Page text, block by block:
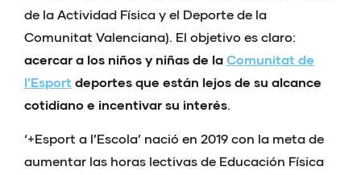
de la Actividad Física y el Deporte de la
Comunitat Valenciana). El objetivo es claro:
acercar a los niños y niñas de la Comunitat de
l’Esport deportes que están lejos de su alcance
cotidiano e incentivar su interés.
‘+Esport a l’Escola’ nació en 2019 con la meta de
aumentar las horas lectivas de Educación Física